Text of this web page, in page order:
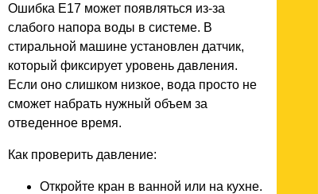
Ошибка E17 может появляться из-за
слабого напора воды в системе. В
стиральной машине установлен датчик,
который фиксирует уровень давления.
Если оно слишком низкое, вода просто не
сможет набрать нужный объем за
отведенное время.
Как проверить давление:
Откройте кран в ванной или на кухне.